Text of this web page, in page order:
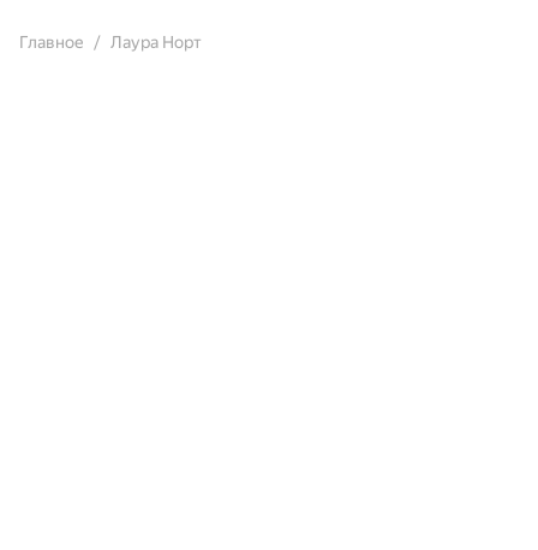
Главное Лаура Норт